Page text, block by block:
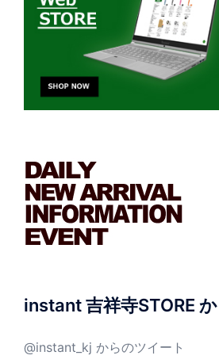
instant 吉祥寺STORE
@instant_kj からのツイート